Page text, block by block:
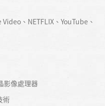
、NETFLIX、YouTube、
影像處理器
術